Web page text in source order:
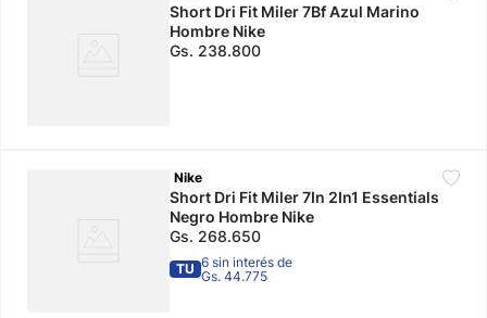
Short Dri Fit Miler 7Bf Azul Marino
Hombre Nike
Gs. 238.800
Nike
Short Dri Fit Miler 7In 2In1 Essentials
Negro Hombre Nike
Gs. 268.650
TU 6 sin interés de
Gs. 44.775